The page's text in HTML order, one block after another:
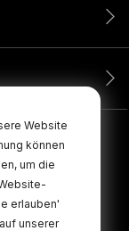
Website
können
um die
erlauben'
unserer